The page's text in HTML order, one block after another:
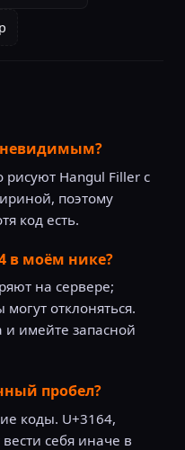
невидимым?
Hangul Filler с
поэтому
код есть.
в моём нике?
на сервере;
отклоняться.
и имейте запасной
пробел?
коды. U+3164,
себя иначе в